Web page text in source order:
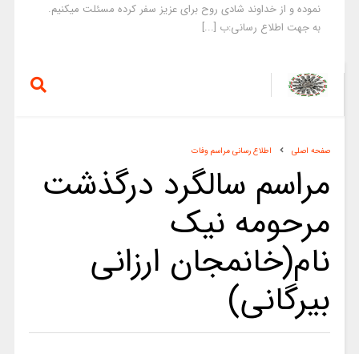
نموده و از خداوند شادی روح برای عزیز سفر کرده مسئلت میکنیم.
به جهت اطلاع رسانی:ب [...]
صفحه اصلی اطلاع رسانی مراسم وفات
مراسم سالگرد درگذشت
مرحومه نیک
نام(خانمجان ارزانی
بیرگانی)